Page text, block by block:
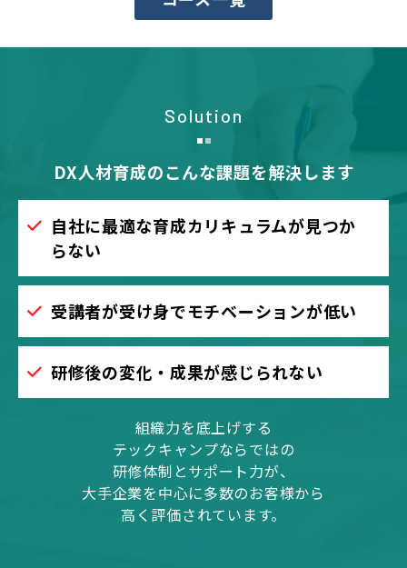
Solution
DX人材育成のこんな課題を解決します
自社に最適な育成カリキュラムが見つか
らない
受講者が受け身でモチベーションが低い
研修後の変化・成果が感じられない
組織力を底上げする
テックキャンプならではの
研修体制とサポート力が、
大手企業を中心に多数のお客様から
高く評価されています。